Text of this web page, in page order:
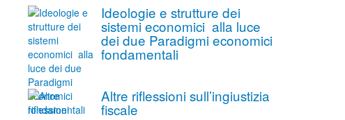
Ideologie e strutture dei
sistemi economici alla luce
dei due Paradigmi economici
fondamentali
Altre riflessioni sull’ingiustizia
fiscale